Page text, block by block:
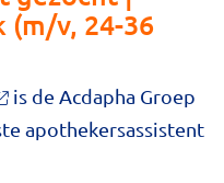
(m/v, 24-36
is de Acdapha Groep
apothekersassistent